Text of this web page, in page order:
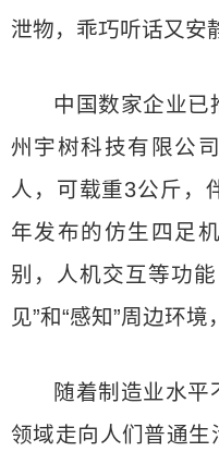
泄物，乖巧听话又安
中国数家企业已
州宇树科技有限公
人，可载重3公斤，
年发布的仿生四足
别，人机交互等功
见”和“感知”周边环
随着制造业水平
领域走向人们普通